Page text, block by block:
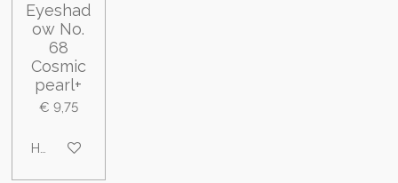
Eyeshad
ow No.
68
Cosmic
pearl+
€ 9,75
Houd mij op de hoogte